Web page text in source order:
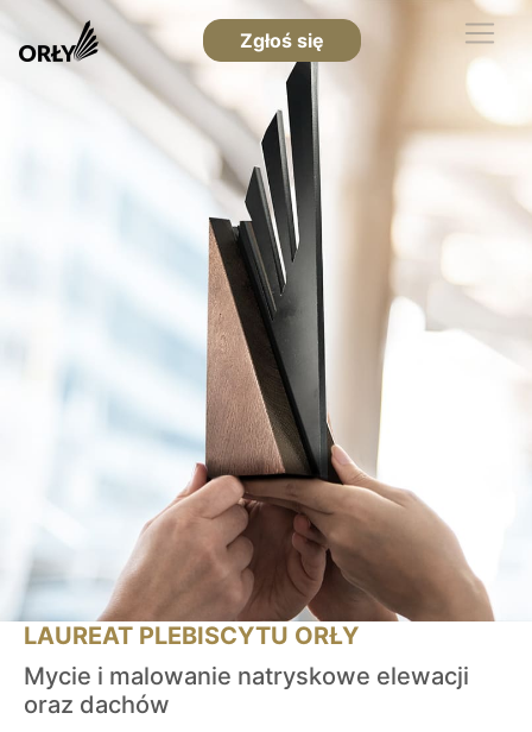
Zgłoś się
LAUREAT PLEBISCYTU ORŁY
Mycie i malowanie natryskowe elewacji
oraz dachów